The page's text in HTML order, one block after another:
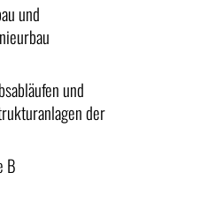
und
und
der
B